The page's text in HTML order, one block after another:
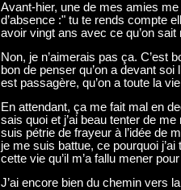
Avant-hier, une de mes amies
d’absence :" tu te rends compte
avoir vingt ans avec ce qu’on sait
Non, je n’aimerais pas ça. C’est
bon de penser qu’on a devant soi
est passagère, qu’on a toute la
En attendant, ça me fait mal en
sais quoi et j’ai beau tenter de
suis pétrie de frayeur à l’idée de
je me suis battue, ce pourquoi
cette vie qu’il m’a fallu mener
J’ai encore bien du chemin vers